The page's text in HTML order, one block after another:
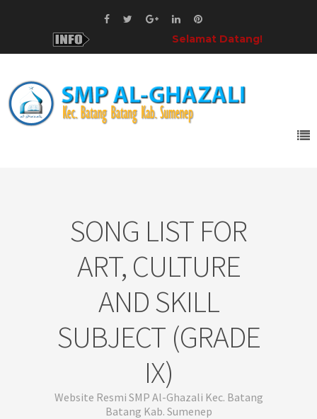
Selamat Datang! di SMP Al-
SONG LIST FOR
ART, CULTURE
AND SKILL
SUBJECT (GRADE
IX)
Website Resmi SMP Al-Ghazali Kec. Batang
Batang Kab. Sumenep